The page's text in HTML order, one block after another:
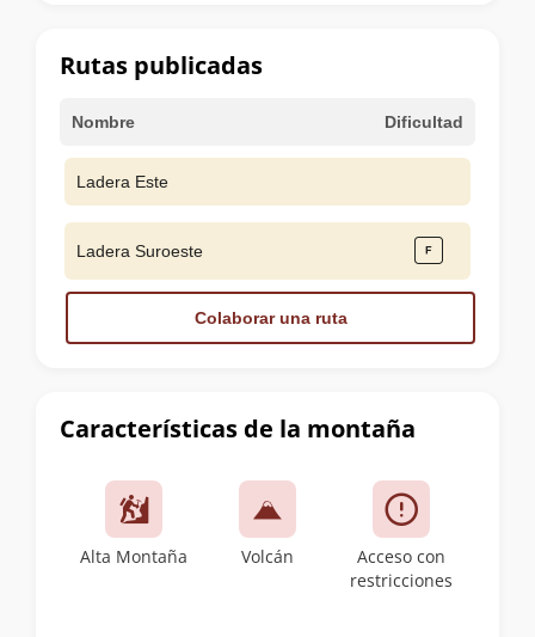
cumbre
Características de la montaña
Alta Montaña Volcán
Acceso con
restricciones
Rutas publicadas
Nombre Dificultad
Ladera Este
Ladera Suroeste
Colaborar una ruta